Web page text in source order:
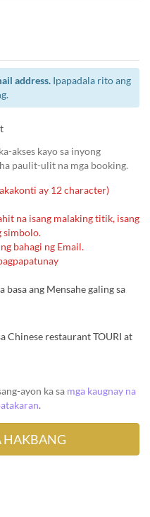
address. Ipapadala rito ang
akses kayo sa inyong
paulit-ulit na mga booking.
ay 12 character)
na isang malaking titik, isang
simbolo.
bahagi ng Email.
ang Mensahe galing sa
Chinese restaurant TOURI at
ayon ka sa mga kaugnay na
.